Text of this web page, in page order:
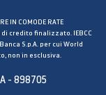
Focus
IN COMODE RATE
credito finalizzato. IEBCC
S.p.A. per cui World
non in esclusiva.
- 898705